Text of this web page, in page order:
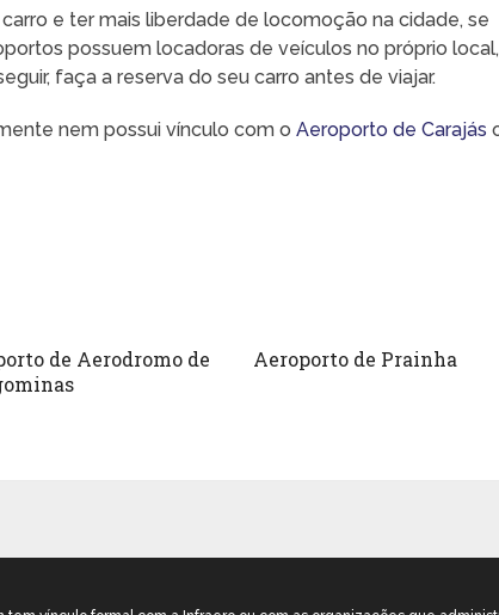
e ter mais liberdade de locomoção na cidade, se
possuem locadoras de veículos no próprio local,
faça a reserva do seu carro antes de viajar.
nem possui vínculo com oAeroporto de Carajás
de Aerodromo de
Aeroporto de Prainha